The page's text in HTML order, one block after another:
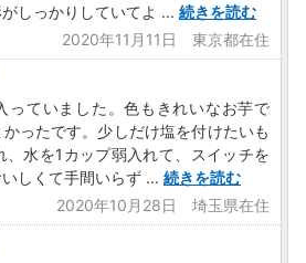
しっかりしていてよ ... 続きを読む
2020年11月11日 東京都在住
っていました。色もきれいなお芋で
ったです。少しだけ塩を付けたいも
、水を1カップ弱入れて、スイッチを
しくて手間いらず ... 続きを読む
2020年10月28日 埼玉県在住